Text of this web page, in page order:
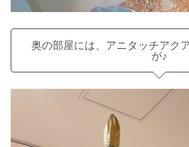
奥の部屋には、アニタッチアク
が♪